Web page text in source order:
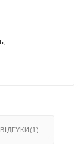
ВІДГУКИ(1)